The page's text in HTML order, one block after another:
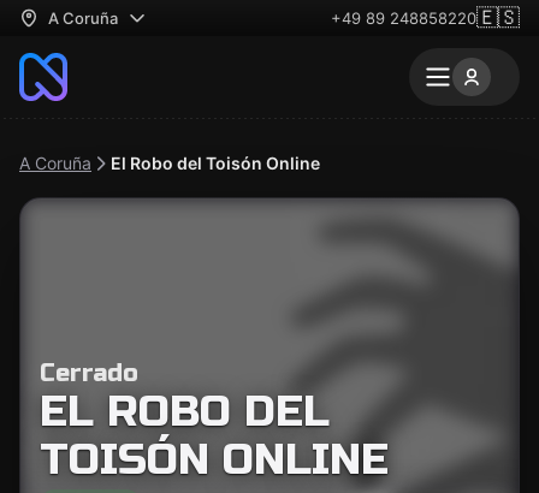
A Coruña +49 89 248858220🇪🇸
A Coruña El Robo del Toisón Online
Cerrado
EL ROBO DEL
TOISÓN ONLINE